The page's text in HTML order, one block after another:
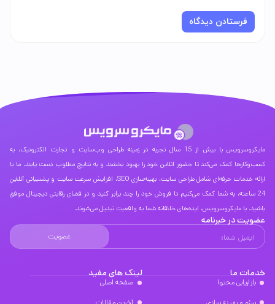
مایکروسرویس با بیش از 15 سال تجربه در زمینه طراحی وب‌سایت و تجارت الکترونیک، به
کسب‌وکارها کمک می‌کند تا حضور آنلاین خود را بهبود بخشند و به نتایج مطلوب دست یابند. ما با
ارائه خدمات حرفه‌ای شامل طراحی سایت، بهینه‌سازی SEO، افزایش سرعت سایت و پشتیبانی آنلاین
24 ساعته، به شما کمک می‌کنیم تا فروش خود را چند برابر کنید و در فضای رقابتی دیجیتال موفق
باشید. با مایکروسرویس، ایده‌های خلاقانه شما به واقعیت تبدیل می‌شوند.
عضویت در خبرنامه
عضویت
خدمات ما
بازاریابی محتوا
لینک های مفید
صفحه اصلی